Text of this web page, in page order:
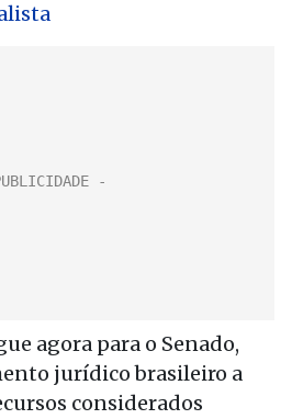
agora para o Senado,
jurídico brasileiro a
considerados